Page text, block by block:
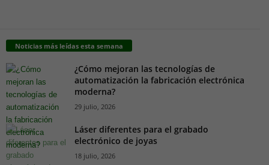
Noticias más leídas esta semana
¿Cómo mejoran las tecnologías de
automatización la fabricación electrónica
moderna?
29 julio, 2026
Láser diferentes para el grabado
electrónico de joyas
18 julio, 2026